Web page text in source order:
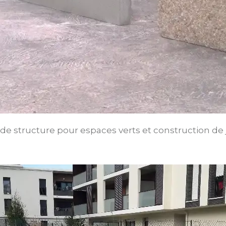
structure pour espaces verts et construction de